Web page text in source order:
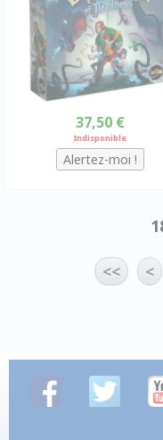
37,50 €
Indisponible
<< <